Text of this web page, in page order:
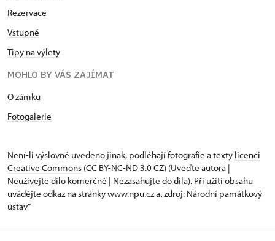
Rezervace
Vstupné
Tipy na výlety
MOHLO BY VÁS ZAJÍMAT
O zámku
Fotogalerie
Není-li výslovně uvedeno jinak, podléhají fotografie a texty licenci
Creative Commons (CC BY-NC-ND 3.0 CZ) (Uveďte autora |
Neužívejte dílo komerčně | Nezasahujte do díla). Při užití obsahu
uvádějte odkaz na stránky www.npu.cz a „zdroj: Národní památkový
ústav“